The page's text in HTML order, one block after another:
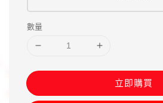
數量
立即購買